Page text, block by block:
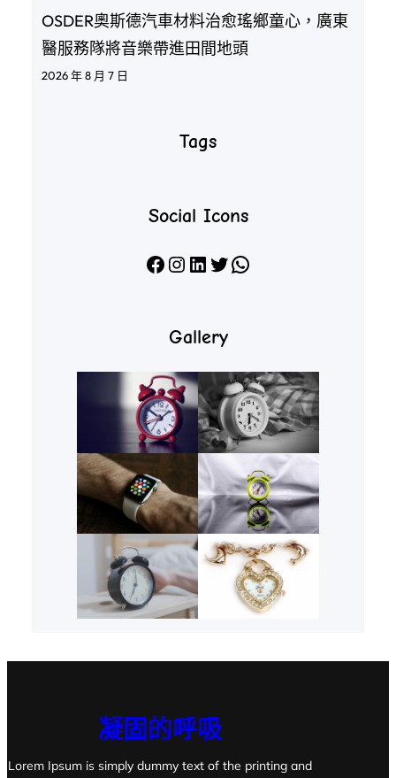
OSDER奧斯德汽車材料治愈瑤鄉童心，廣東
醫服務隊將音樂帶進田間地頭
2026 年 8 月 7 日
Tags
Social Icons
Facebook Instagram LinkedIn X WhatsApp
Gallery
凝固的呼吸
Lorem Ipsum is simply dummy text of the printing and